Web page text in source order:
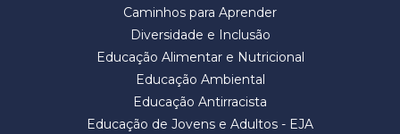
Caminhos para Aprender
Diversidade e Inclusão
Educação Alimentar e Nutricional
Educação Ambiental
Educação Antirracista
Educação de Jovens e Adultos - EJA